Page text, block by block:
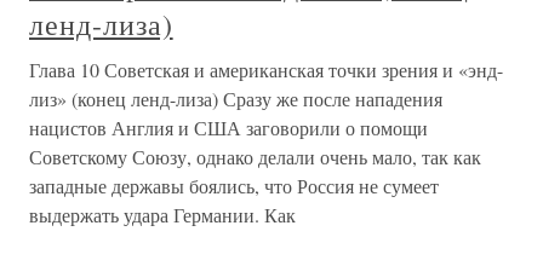
ленд-лиза)
Глава 10 Советская и американская точки зрения и «энд-
лиз» (конец ленд-лиза) Сразу же после нападения
нацистов Англия и США заговорили о помощи
Советскому Союзу, однако делали очень мало, так как
западные державы боялись, что Россия не сумеет
выдержать удара Германии. Как